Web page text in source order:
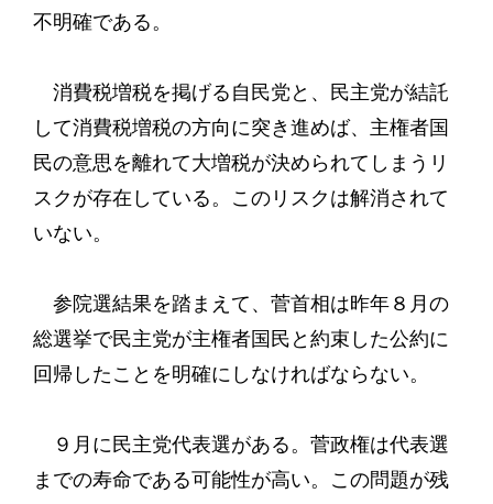
不明確である。
消費税増税を掲げる自民党と、民主党が結託
して消費税増税の方向に突き進めば、主権者国
民の意思を離れて大増税が決められてしまうリ
スクが存在している。このリスクは解消されて
いない。
参院選結果を踏まえて、菅首相は昨年８月の
総選挙で民主党が主権者国民と約束した公約に
回帰したことを明確にしなければならない。
９月に民主党代表選がある。菅政権は代表選
までの寿命である可能性が高い。この問題が残